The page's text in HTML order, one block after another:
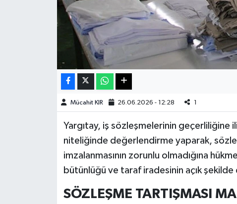
Mücahit KIR 26.06.2026 - 12:28 1
Yargıtay, iş sözleşmelerinin geçerliliğine
niteliğinde değerlendirme yaparak,
imzalanmasının zorunlu olmadığına
bütünlüğü ve taraf iradesinin açık
SÖZLEŞME TARTIŞMASI
Resmi İlan
Teknoloji
KAHRAMANMARAŞ